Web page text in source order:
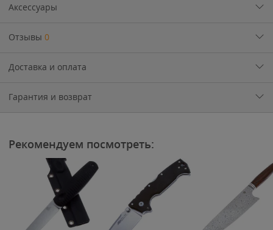
Аксессуары
Отзывы 0
Доставка и оплата
Гарантия и возврат
Рекомендуем посмотреть: